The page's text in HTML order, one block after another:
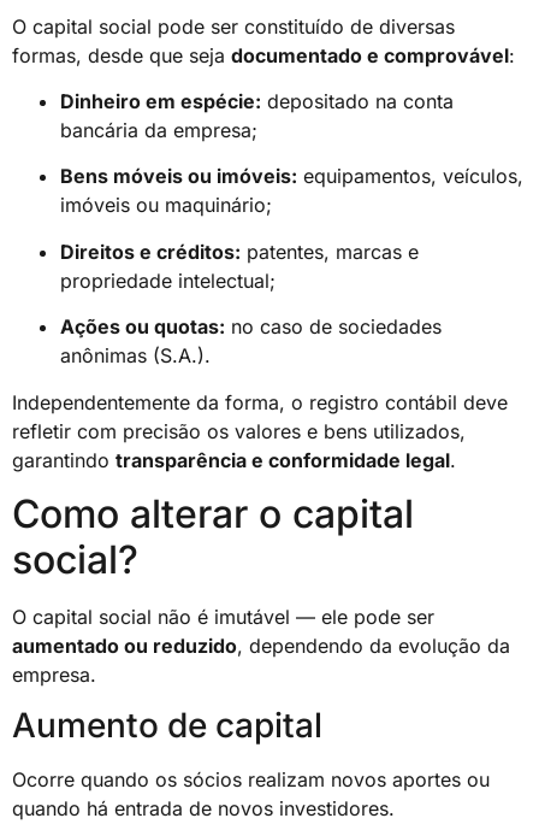
O capital social pode ser constituído de diversas
formas, desde que seja documentado e comprovável:
Dinheiro em espécie: depositado na conta
bancária da empresa;
Bens móveis ou imóveis: equipamentos, veículos,
imóveis ou maquinário;
Direitos e créditos: patentes, marcas e
propriedade intelectual;
Ações ou quotas: no caso de sociedades
anônimas (S.A.).
Independentemente da forma, o registro contábil deve
refletir com precisão os valores e bens utilizados,
garantindo transparência e conformidade legal.
Como alterar o capital
social?
O capital social não é imutável — ele pode ser
aumentado ou reduzido, dependendo da evolução da
empresa.
Aumento de capital
Ocorre quando os sócios realizam novos aportes ou
quando há entrada de novos investidores.